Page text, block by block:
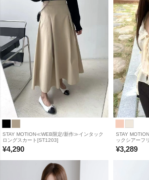
STAY MOTION≪WEB限定/新作≫インタック
ロングスカート[ST1203]
¥4,290
STAY
ックシアーフ
¥3,289